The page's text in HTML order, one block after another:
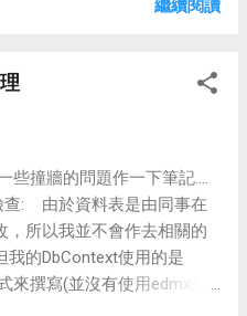
還常犯=.= foreach (var role
何影響? 1.若要取用導覽屬
Loading無法使用。 Ps:
自己在使用上的疑慮作了以
後才執行查詢-->Yes
>Yes，導覽屬性會使用join
異動是否可以更新-->Yes 4.
除，例:將某一使用者從角色
繼續閱讀
些撞牆的問題作一下筆記....
查: 由於資料表是由同事在
，所以我並不會作去相關的
我的DbContext使用的是
來撰寫(並沒有使用edmx來